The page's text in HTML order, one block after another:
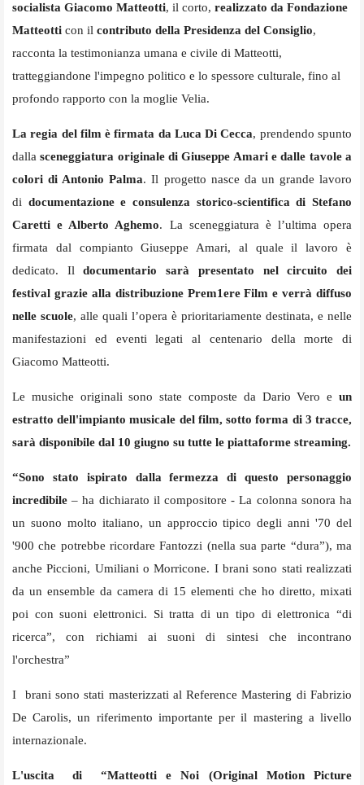
socialista Giacomo Matteotti, il corto, realizzato da Fondazione
Matteotti con il contributo della Presidenza del Consiglio,
racconta la testimonianza umana e civile di Matteotti,
tratteggiandone l'impegno politico e lo spessore culturale, fino al
profondo rapporto con la moglie Velia.
La regia del film è firmata da Luca Di Cecca, prendendo spunto
dallasceneggiatura originale di Giuseppe Amari e dalle tavole a
colori di Antonio Palma. Il progetto nasce da un grande lavoro
di documentazione e consulenza storico-scientifica di Stefano
Caretti e Alberto Aghemo. La sceneggiatura è l’ultima opera
firmata dal compianto Giuseppe Amari, al quale il lavoro è
dedicato. Ildocumentario sarà presentato nel circuito dei
festival grazie alla distribuzione Prem1ere Film e verrà diffuso
nelle scuole, alle quali l’opera è prioritariamente destinata, e nelle
manifestazioni ed eventi legati al centenario della morte di
Giacomo Matteotti.
Le musiche originali sono state composte da Dario Vero e un
estratto dell'impianto musicale del film, sotto forma di 3 tracce,
sarà disponibile dal 10 giugno su tutte le piattaforme streaming.
“Sono stato ispirato dalla fermezza di questo personaggio
incredibile– ha dichiarato il compositore - La colonna sonora ha
un suono molto italiano, un approccio tipico degli anni '70 del
'900 che potrebbe ricordare Fantozzi (nella sua parte “dura”), ma
anche Piccioni, Umiliani o Morricone. I brani sono stati realizzati
da un ensemble da camera di 15 elementi che ho diretto, mixati
poi con suoni elettronici. Si tratta di un tipo di elettronica “di
ricerca”, con richiami ai suoni di sintesi che incontrano
l'orchestra”
I brani sono stati masterizzati al Reference Mastering di Fabrizio
De Carolis, un riferimento importante per il mastering a livello
internazionale.
L'uscita di “Matteotti e Noi (Original Motion Picture